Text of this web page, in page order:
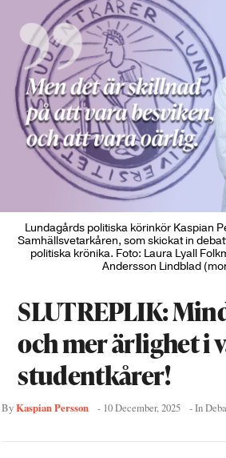
Lundagårds politiska körinkör Kaspian
Samhällsvetarkåren, som skickat in
politiska krönika. Foto: Laura Lyall
Andersson Lindblad
SLUTREPLIK:
och mer ärlighet i
studentkårer!
ByKaspian Persson - 10 December, 2025 - In